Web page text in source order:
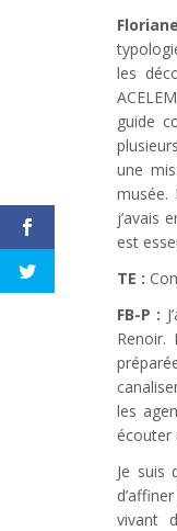
les
ACELEM
guide
une
musée.
j’avais
est
TE :
FB-P :
Renoir.
les
écouter
Je suis
vivant